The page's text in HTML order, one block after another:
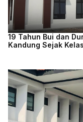
19 Tahun Bui dan
Kandung Sejak